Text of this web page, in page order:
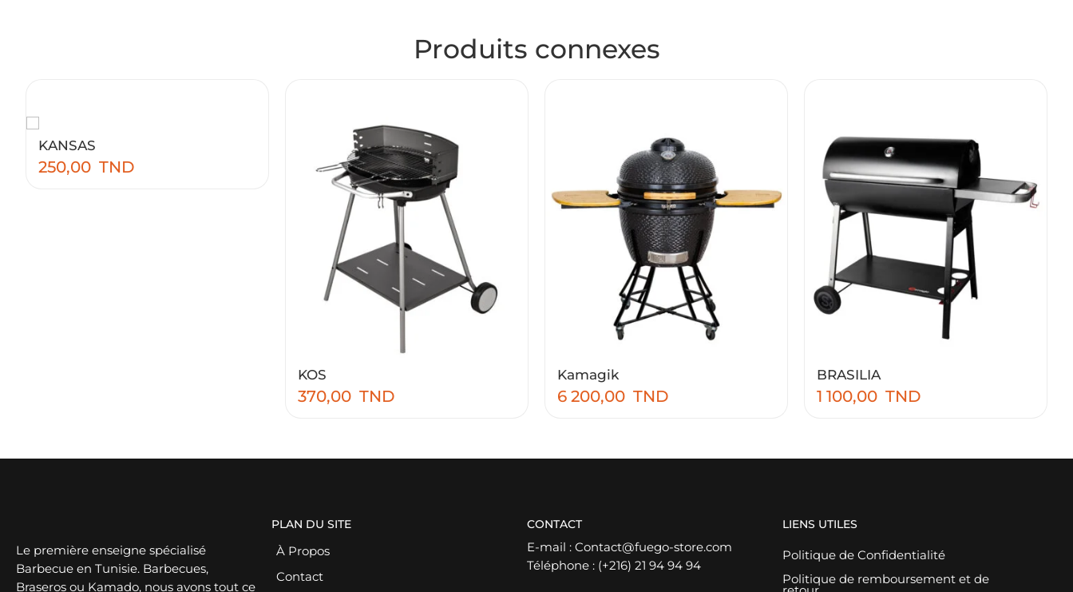
Produits connexes
KANSAS
250,00 TND
KOS
370,00 TND
Kamagik
6 200,00 TND
BRASILIA
1 100,00 TND
Le première enseigne spécialisé
Barbecue en Tunisie. Barbecues,
Braseros ou Kamado, nous avons tout ce
PLAN DU SITE
À Propos
Contact
CONTACT
E-mail : Contact@fuego-store.com
Téléphone : (+216) 21 94 94 94
LIENS UTILES
Politique de Confidentialité
Politique de remboursement et de